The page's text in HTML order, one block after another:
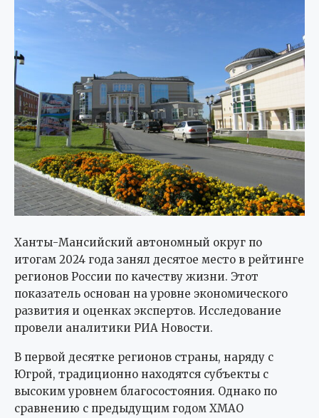
Ханты-Мансийский автономный округ по
итогам 2024 года занял десятое место в рейтинге
регионов России по качеству жизни. Этот
показатель основан на уровне экономического
развития и оценках экспертов. Исследование
провели аналитики РИА Новости.
В первой десятке регионов страны, наряду с
Югрой, традиционно находятся субъекты с
высоким уровнем благосостояния. Однако по
сравнению с предыдущим годом ХМАО